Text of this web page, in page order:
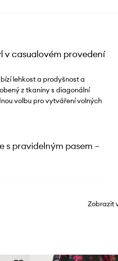
v casualovém provedení
lehkost a prodyšnost a
z tkaniny s diagonální
volbu pro vytváření volných
s pravidelným pasem –
zajišťuje
Zobrazit